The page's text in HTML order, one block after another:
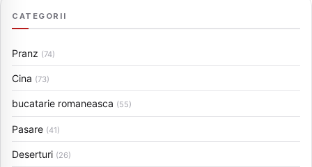
CATEGORII
Pranz (74)
Cina (73)
bucatarie romaneasca (55)
Pasare (41)
Deserturi (26)